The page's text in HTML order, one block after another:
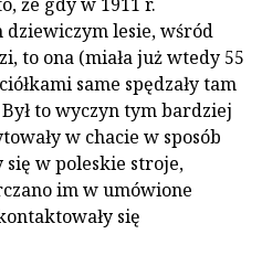
dziewiczym lesie, wśród
to ona (miała już wtedy 55
same spędzały tam
to wyczyn tym bardziej
w chacie w sposób
się w poleskie stroje,
im w umówione
się